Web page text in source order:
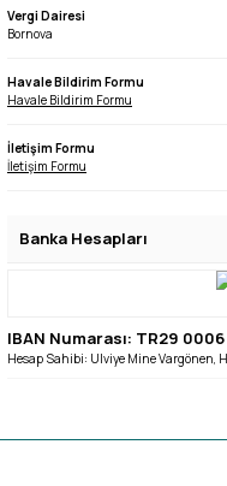
Vergi Dairesi
Bornova
Havale Bildirim Formu
Havale Bildirim Formu
İletişim Formu
İletişim Formu
Banka Hesapları
IBAN Numarası: TR29
Hesap Sahibi: Ulviye Mine Vargönen,